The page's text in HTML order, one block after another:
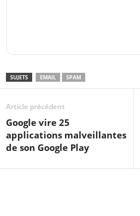
SUJETS EMAIL SPAM
Article précédent
Google vire 25
applications malveillantes
de son Google Play